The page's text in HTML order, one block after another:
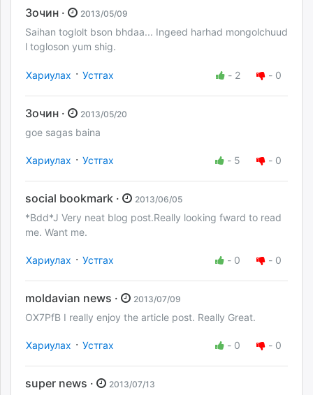
Зочин · 2013/05/09
Saihan toglolt bson bhdaa... Ingeed harhad mongolchuud
l togloson yum shig.
Хариулах · Устгах - 2 - 0
Зочин · 2013/05/20
goe sagas baina
Хариулах · Устгах - 5 - 0
social bookmark · 2013/06/05
*Bdd*J Very neat blog post.Really looking fward to read
me. Want me.
Хариулах · Устгах - 0 - 0
moldavian news · 2013/07/09
OX7PfB I really enjoy the article post. Really Great.
Хариулах · Устгах - 0 - 0
super news · 2013/07/13